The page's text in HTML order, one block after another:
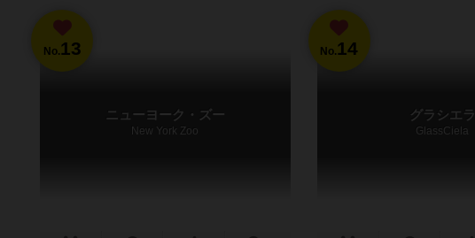
No.13
ニューヨーク・ズー
New York Zoo
No.14
グラシエラ
GlassCiela